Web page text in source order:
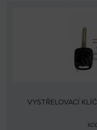
VYSTŘELOVACÍ